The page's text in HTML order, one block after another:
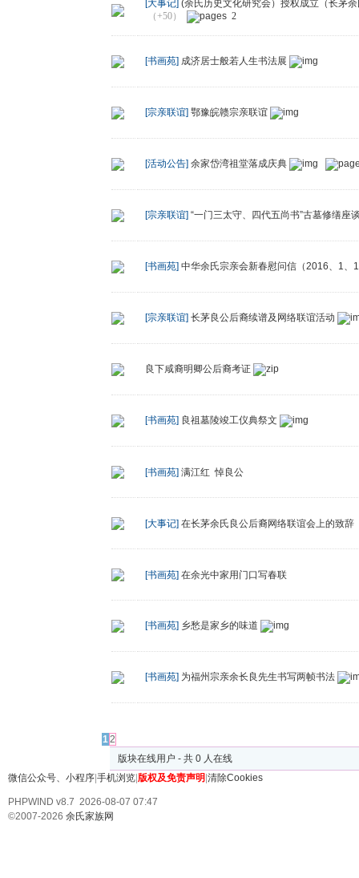
[大事记] (余氏历史文化研究会）授权成立（长茅
（+50）
2
[书画苑] 成济居士般若人生书法展
[宗亲联谊] 鄂豫皖赣宗亲联谊
[活动公告] 余家岱湾祖堂落成庆典
[宗亲联谊] “一门三太守、四代五尚书”古墓修缮座
[书画苑] 中华余氏宗亲会新春慰问信（2016、1、
[宗亲联谊] 长茅良公后裔续谱及网络联谊活动
良下咸裔明卿公后裔考证
[书画苑] 良祖墓陵竣工仪典祭文
[书画苑] 满江红 悼良公
[大事记] 在长茅余氏良公后裔网络联谊会上的致辞
[书画苑] 在余光中家用门口写春联
[书画苑] 乡愁是家乡的味道
[书画苑] 为福州宗亲余长良先生书写两帧书法
12
版块在线用户 - 共 0 人在线
微信公众号、小程序|手机浏览|版权及免责声明 |清除Cookies
PHPWIND v8.7 2026-08-07 07:47
©2007-2026 余氏家族网